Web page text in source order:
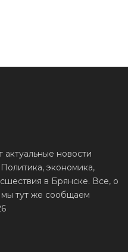
актуальные новости
экономика,
в Брянске. Все, о
мы тут же сообщаем